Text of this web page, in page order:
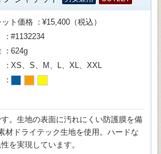
ット価格
¥15,400（税込）
#1132234
624g
XS、S、M、L、XL、XXL
。生地の表面に汚れにくい防護膜を備
材ドライテック生地を使用。ハードな
を実現しています。